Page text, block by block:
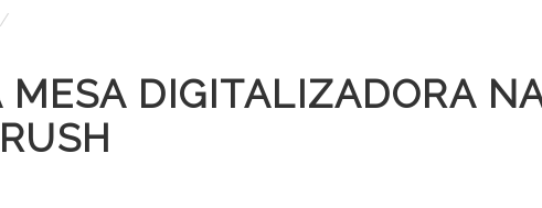
DIGITALIZADORA